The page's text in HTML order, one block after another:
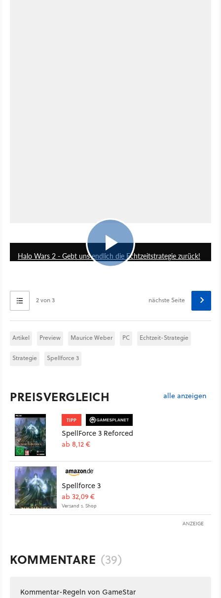
Halo Wars 2 - Gebt uns endlich die Echtzeitstrategie zurück!
2 von 3 nächste Seite
Artikel Preview Maurice Weber PC Echtzeit-Strategie
Strategie Spellforce 3
PREISVERGLEICH alle anzeigen
TIPP
SpellForce 3 Reforced
ab 8,12 €
Spellforce 3
ab 32,09 €
Versand s. Shop
ANZEIGE
KOMMENTARE (39)
Kommentar-Regeln von GameStar